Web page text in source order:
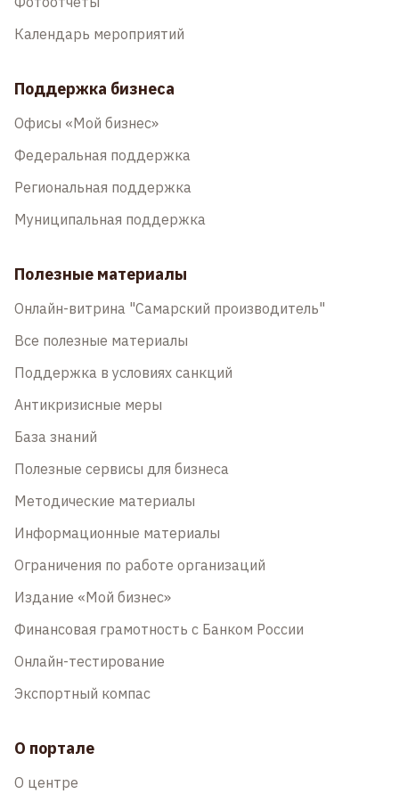
Календарь мероприятий
Поддержка бизнеса
Офисы «Мой бизнес»
Федеральная поддержка
Региональная поддержка
Муниципальная поддержка
Полезные материалы
Онлайн-витрина "Самарский производитель"
Все полезные материалы
Поддержка в условиях санкций
Антикризисные меры
База знаний
Полезные сервисы для бизнеса
Методические материалы
Информационные материалы
Ограничения по работе организаций
Издание «Мой бизнес»
Финансовая грамотность с Банком России
Онлайн-тестирование
Экспортный компас
О портале
О центре